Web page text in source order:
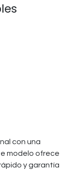
con una
modelo ofrece
y garantía